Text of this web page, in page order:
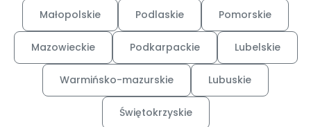
Małopolskie Podlaskie Pomorskie
Mazowieckie Podkarpackie Lubelskie
Warmińsko-mazurskie Lubuskie
Świętokrzyskie